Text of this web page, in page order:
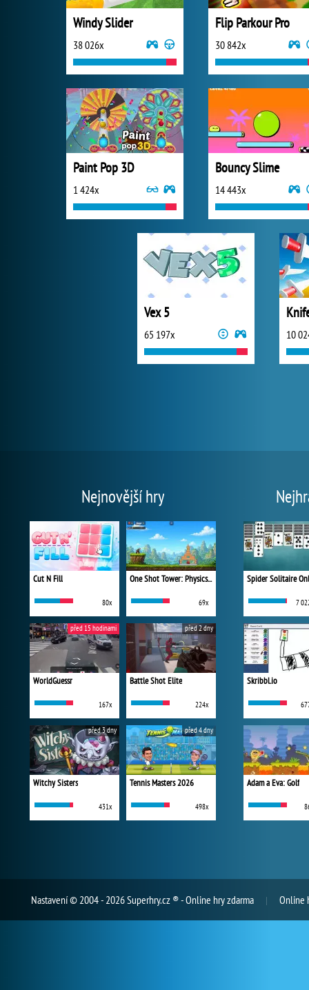
Windy Slider
38 026x
Flip Parkour Pro
30 842x
Paint Pop 3D
1 424x
Bouncy Slime
14 443x
Vex 5
65 197x 10
Nejnovější hry
Cut N Fill
80x
One Shot Tower: Physics Destroyer
69x
WorldGuessr
167x
před 15 hodinami
Battle Shot Elite
224x
před 2 dny
Witchy Sisters
431x
před 3 dny
Tennis Masters 2026
498x
před 4 dny
Spider Solitaire
7
Skribbl.io
Adam a Eva: Golf
Nastavení© 2004 - 2026 Superhry.cz ® - Online hry zdarma Online